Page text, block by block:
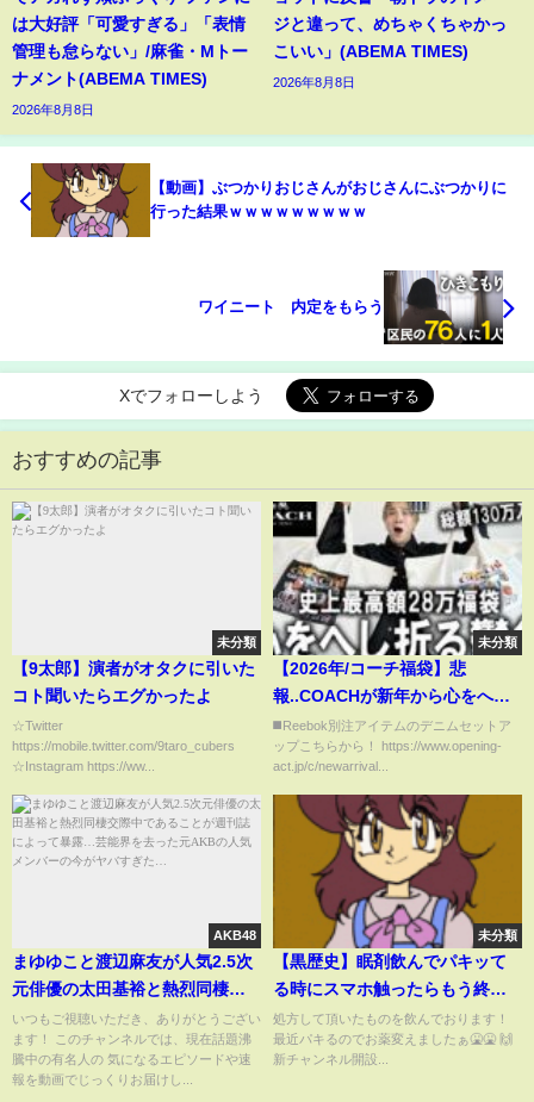
は大好評「可愛すぎる」「表情
管理も怠らない」/麻雀・Mトー
ナメント(ABEMA TIMES)
2026年8月8日
ジと違って、めちゃくちゃかっ
こいい」(ABEMA TIMES)
2026年8月8日
【動画】ぶつかりおじさんがおじさんにぶつかりに
行った結果ｗｗｗｗｗｗｗｗｗ
ワイニート 内定をもらう
Xでフォローしよう
おすすめの記事
未分類
【9太郎】演者がオタクに引いた
コト聞いたらエグかったよ
☆Twitter
https://mobile.twitter.com/9taro_cubers
☆Instagram https://ww...
未分類
【2026年/コーチ福袋】悲
報..COACHが新年から心をへし
折ってきた(涙)過去最悪レベルの
鬱袋が爆誕。28万円メンズ＆レ
ディース福袋を開封!130万相当
の中身をガチレビュー【新年/ア
ウトレット】
◼️Reebok別注アイテムのデニムセットア
ップこちらから！ https://www.opening-
act.jp/c/newarrival...
AKB48
まゆゆこと渡辺麻友が人気2.5次
元俳優の太田基裕と熱烈同棲交
際中であることが週刊誌によっ
て暴露…芸能界を去った元AKB
の人気メンバーの今がヤバすぎ
いつもご視聴いただき、ありがとうござい
ます！ このチャンネルでは、現在話題沸
騰中の有名人の 気になるエピソードや速
報を動画でじっくりお届けし...
未分類
【黒歴史】眠剤飲んでパキッて
る時にスマホ触ったらもう終わ
り
処方して頂いたものを飲んでおります！
最近パキるのでお薬変えましたぁ🤮🤮 🙌
新チャンネル開設...